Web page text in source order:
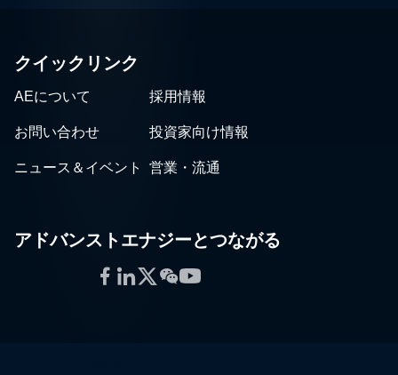
クイックリンク
AEについて 採用情報
お問い合わせ 投資家向け情報
ニュース＆イベント 営業・流通
アドバンストエナジーとつながる
Facebook
LinkedIn
Twitter
WeChat
YouTube